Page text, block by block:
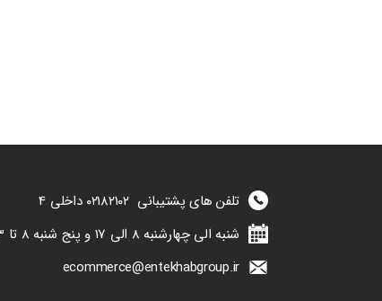
تلفن های پشتیبانی۰۲۱۸۲۱۰۲ داخلی 4
شنبه الی چهارشنبه 8 الی 17 و پنج شنبه 8 تا 13
ecommerce@entekhabgroup.ir